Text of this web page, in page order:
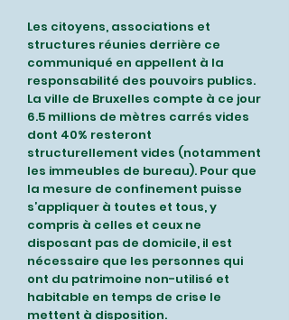
Les citoyens, associations et
structures réunies derrière ce
communiqué en appellent à la
responsabilité des pouvoirs publics.
La ville de Bruxelles compte à ce jour
6.5 millions de mètres carrés vides
dont 40% resteront
structurellement vides (notamment
les immeubles de bureau). Pour que
la mesure de confinement puisse
s’appliquer à toutes et tous, y
compris à celles et ceux ne
disposant pas de domicile, il est
nécessaire que les personnes qui
ont du patrimoine non-utilisé et
habitable en temps de crise le
mettent à disposition.